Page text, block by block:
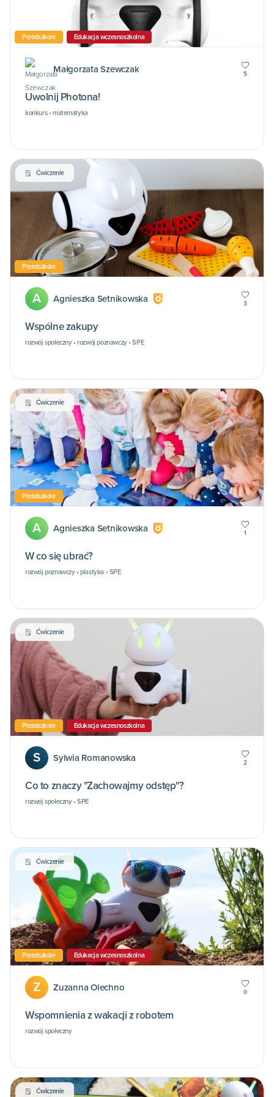
Przedszkole Edukacja wczesnoszkolna
Małgorzata Szewczak 5
Uwolnij Photona!
konkurs • matematyka
Ćwiczenie
Przedszkole
A Agnieszka Setnikowska 3
Wspólne zakupy
rozwój społeczny • rozwój poznawczy • SPE
Ćwiczenie
Przedszkole
A Agnieszka Setnikowska 1
W co się ubrać?
rozwój poznawczy • plastyka • SPE
Ćwiczenie
Przedszkole Edukacja wczesnoszkolna
S Sylwia Romanowska 2
Co to znaczy "Zachowajmy odstęp"?
rozwój społeczny • SPE
Ćwiczenie
Przedszkole Edukacja wczesnoszkolna
Z Zuzanna Olechno 0
Wspomnienia z wakacji z robotem
rozwój społeczny
Ćwiczenie